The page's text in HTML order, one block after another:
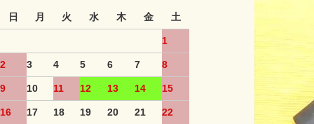
日 月 火 水 木 金 土
1
2 3 4 5 6 7 8
9 10 11 12 13 14 15
16 17 18 19 20 21 22